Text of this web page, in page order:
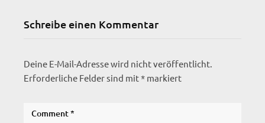
Schreibe einen Kommentar
Deine E-Mail-Adresse wird nicht veröffentlicht.
Erforderliche Felder sind mit* markiert